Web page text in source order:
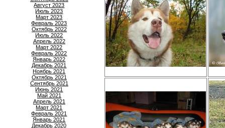
Август 2023
Июль 2023
Март 2023
Февраль 2023
Октябрь 2022
Июль 2022
Апрель 2022
Март 2022
Февраль 2022
Январь 2022
Декабрь 2021
Ноябрь 2021
Октябрь 2021
Сентябрь 2021
Июнь 2021
Май 2021
Апрель 2021
Март 2021
Февраль 2021
Январь 2021
Декабрь 2020